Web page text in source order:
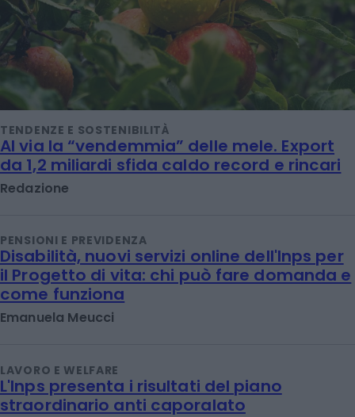
TENDENZE E SOSTENIBILITÀ
Al via la “vendemmia” delle mele. Export
da 1,2 miliardi sfida caldo record e rincari
Redazione
PENSIONI E PREVIDENZA
Disabilità, nuovi servizi online dell'Inps per
il Progetto di vita: chi può fare domanda e
come funziona
Emanuela Meucci
LAVORO E WELFARE
L'Inps presenta i risultati del piano
straordinario anti caporalato